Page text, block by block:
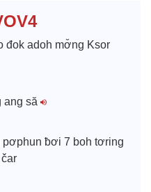
đok adoh mơ̆ng Ksor
ang să
ƀơi 7 boh tơring